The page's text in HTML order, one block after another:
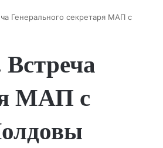
Генерального секретаря МАП с
МАП с